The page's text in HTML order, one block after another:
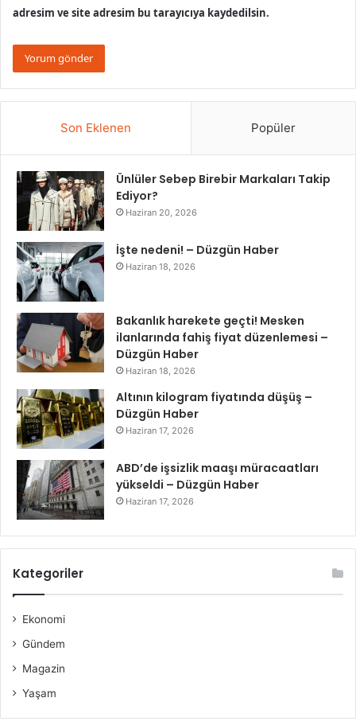
adresim ve site adresim bu tarayıcıya kaydedilsin.
Son Eklenen Popüler
Ünlüler Sebep Birebir Markaları Takip
Ediyor?
Haziran 20, 2026
İşte nedeni! – Düzgün Haber
Haziran 18, 2026
Bakanlık harekete geçti! Mesken
ilanlarında fahiş fiyat düzenlemesi –
Düzgün Haber
Haziran 18, 2026
Altının kilogram fiyatında düşüş –
Düzgün Haber
Haziran 17, 2026
ABD’de işsizlik maaşı müracaatları
yükseldi – Düzgün Haber
Haziran 17, 2026
Kategoriler
Ekonomi
Gündem
Magazin
Yaşam